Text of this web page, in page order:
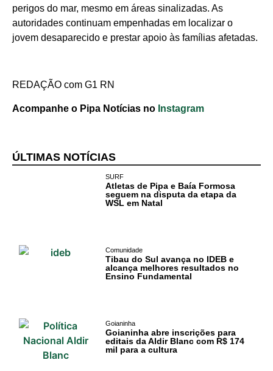
Acontece no
RN
perigos do mar, mesmo em áreas sinalizadas. As
autoridades continuam empenhadas em localizar o
jovem desaparecido e prestar apoio às famílias afetadas.
REDAÇÃO com G1 RN
Acompanhe o Pipa Notícias no Instagram
ÚLTIMAS NOTÍCIAS
SURF
Atletas de Pipa e Baía Formosa
seguem na disputa da etapa da
WSL em Natal
Comunidade
Tibau do Sul avança no IDEB e
alcança melhores resultados no
Ensino Fundamental
Goianinha
Goianinha abre inscrições para
editais da Aldir Blanc com R$ 174
mil para a cultura